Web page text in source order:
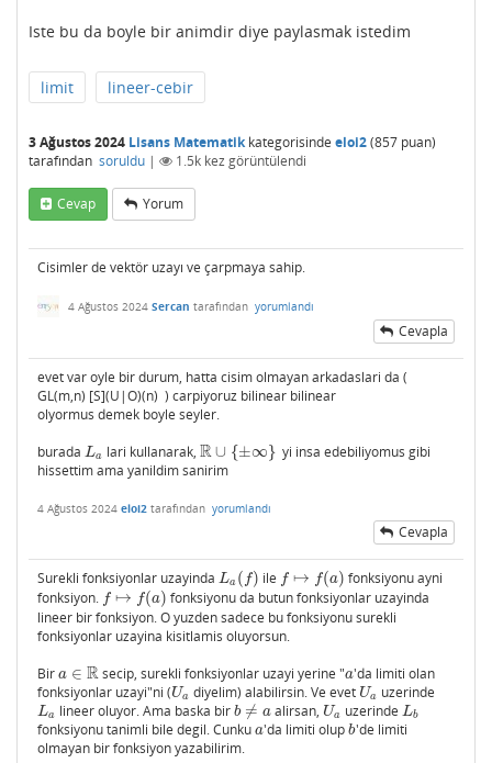
Iste bu da boyle bir animdir diye paylasmak istedim
limit lineer-cebir
3 Ağustos 2024 Lisans Matematikkategorisinde eloi2(857 puan)
tarafından soruldu | 1.5k kez görüntülendi
Cevap Yorum
Cisimler de vektör uzayı ve çarpmaya sahip.
4 Ağustos 2024 Sercan tarafından yorumlandı
Cevapla
evet var oyle bir durum, hatta cisim olmayan arkadaslari da (
GL(m,n) [S](U|O)(n) ) carpiyoruz bilinear bilinear
olyormus demek boyle seyler.
burada La
La lari kullanarak, R∪ {±∞}
R∪{± ∞}
yi insa edebiliyomus gibi
hissettim ama yanildim sanirim
4 Ağustos 2024 eloi2 tarafından yorumlandı
Cevapla
Surekli fonksiyonlar uzayinda La ( f)
La(f ile f ↦ f(a)
f↦f(a
fonksiyonu ayni
fonksiyon. f ↦ f(a)
f↦f(a
fonksiyonu da butun fonksiyonlar uzayinda
lineer bir fonksiyon. O yuzden sadece bu fonksiyonu surekli
fonksiyonlar uzayina kisitlamis oluyorsun.
Bir a ∈ R
a∈R secip, surekli fonksiyonlar uzayi yerine "a
a'da limiti olan
fonksiyonlar uzayi"ni (Ua
Ua diyelim) alabilirsin. Ve evet Ua
Ua uzerinde
La
La lineer oluyor. Ama baska bir b ≠ a
b≠a alirsan, Ua
Ua uzerinde Lb
Lb
fonksiyonu tanimli bile degil. Cunku a
a'da limiti olupb
b'de limiti
olmayan bir fonksiyon yazabilirim.